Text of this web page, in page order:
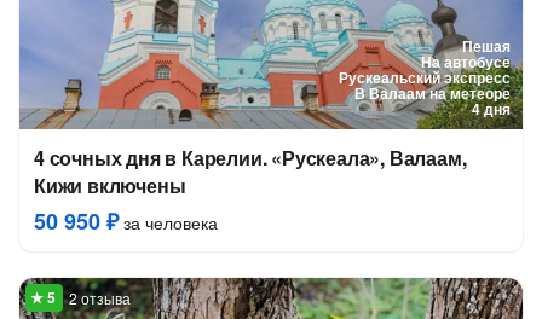
Пешая
На автобусе
Рускеальский экспресс
В Валаам на метеоре
4 дня
4 сочных дня в Карелии. «Рускеала», Валаам,
Кижи включены
50 950 ₽за человека
2 отзыва